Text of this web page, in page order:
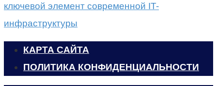
ключевой элемент современной IT-
инфраструктуры
КАРТА САЙТА
ПОЛИТИКА КОНФИДЕНЦИАЛЬНОСТИ